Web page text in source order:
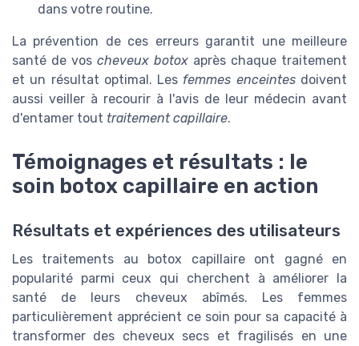
dans votre routine.
La prévention de ces erreurs garantit une meilleure
santé de vos cheveux botox après chaque traitement
et un résultat optimal. Les femmes enceintesdoivent
aussi veiller à recourir à l'avis de leur médecin avant
d'entamer tout traitement capillaire.
Témoignages et résultats : le
soin botox capillaire en action
Résultats et expériences des utilisateurs
Les traitements au botox capillaire ont gagné en
popularité parmi ceux qui cherchent à améliorer la
santé de leurs cheveux abîmés. Les femmes
particulièrement apprécient ce soin pour sa capacité à
transformer des cheveux secs et fragilisés en une